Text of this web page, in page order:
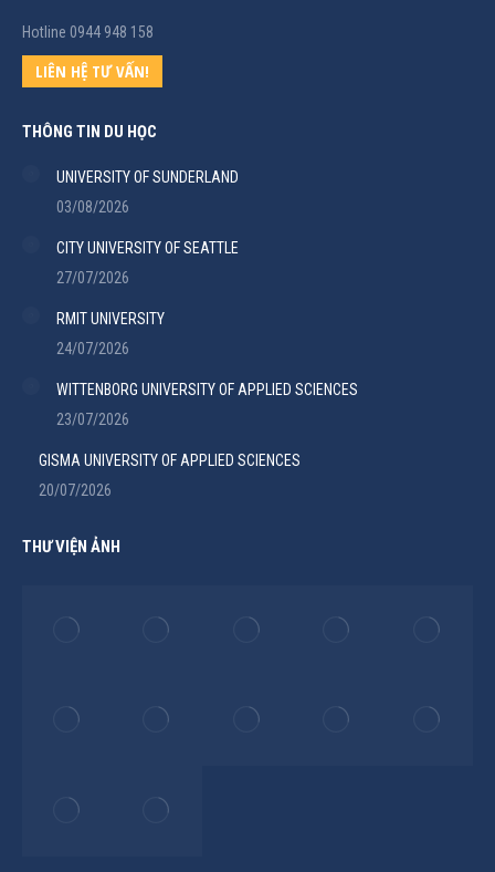
Hotline 0944 948 158
LIÊN HỆ TƯ VẤN!
THÔNG TIN DU HỌC
UNIVERSITY OF SUNDERLAND
03/08/2026
CITY UNIVERSITY OF SEATTLE
27/07/2026
RMIT UNIVERSITY
24/07/2026
WITTENBORG UNIVERSITY OF APPLIED SCIENCES
23/07/2026
GISMA UNIVERSITY OF APPLIED SCIENCES
20/07/2026
THƯ VIỆN ẢNH